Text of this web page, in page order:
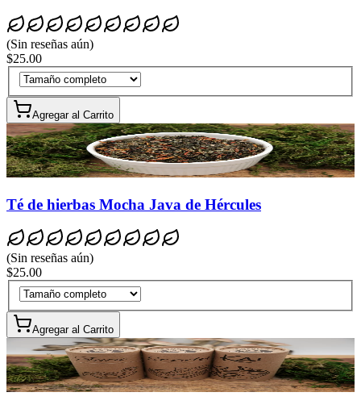
(Sin reseñas aún)
$25.00
Agregar al Carrito
Té de hierbas Mocha Java de Hércules
(Sin reseñas aún)
$25.00
Agregar al Carrito